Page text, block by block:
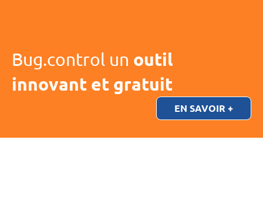
Bug.control un outil
innovant et gratuit
EN SAVOIR +